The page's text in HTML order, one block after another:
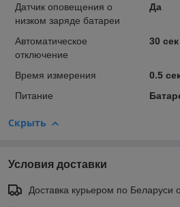
Датчик оповещения о
низком заряде батареи
Да
Автоматическое
отключение
30 сек
Время измерения
0.5
Питание
Скрыть
Условия доставки
Доставка курьером по Беларуси